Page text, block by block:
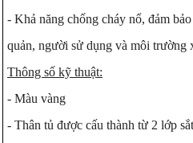
- Khả năng chống cháy nổ, đảm
quản, người sử dụng và môi trường
Thông số kỹ thuật:
- Màu vàng
- Thân tủ được cấu thành từ 2 lớp